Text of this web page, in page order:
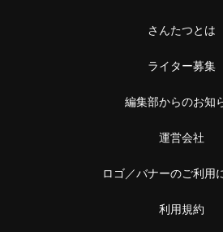
さんたつとは
ライター募集
編集部からのお知
運営会社
ロゴ／バナーのご利用
利用規約